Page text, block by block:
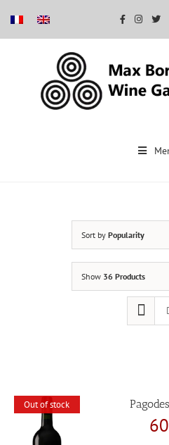
Sort by Popularity
Show 36 Products
Out of stock